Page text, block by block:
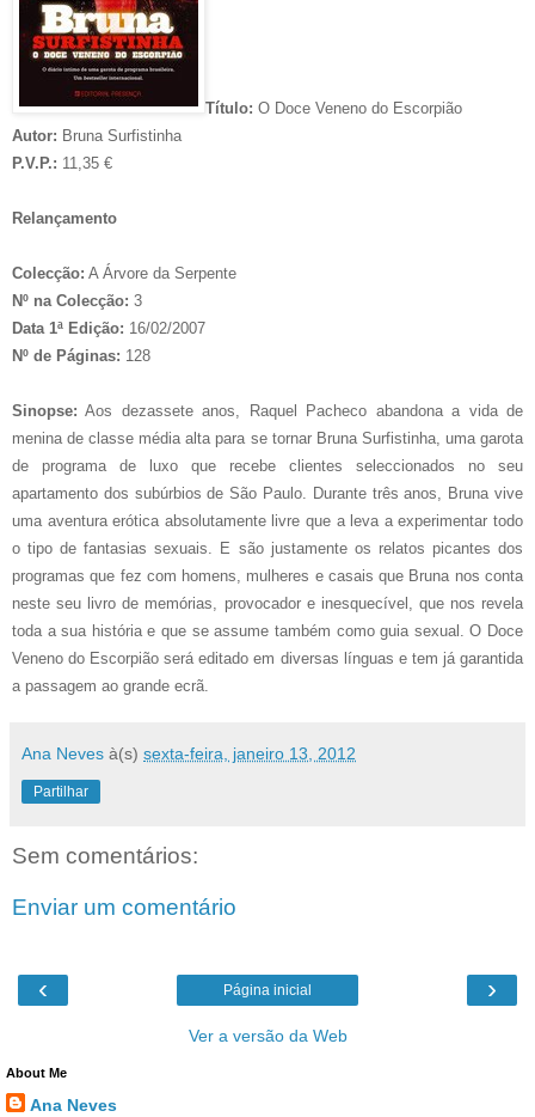
Título: O Doce Veneno do Escorpião
Autor: Bruna Surfistinha
P.V.P.: 11,35 €
Relançamento
Colecção: A Árvore da Serpente
Nº na Colecção: 3
Data 1ª Edição: 16/02/2007
Nº de Páginas: 128
Sinopse: Aos dezassete anos, Raquel Pacheco abandona a vida de
menina de classe média alta para se tornar Bruna Surfistinha, uma garota
de programa de luxo que recebe clientes seleccionados no seu
apartamento dos subúrbios de São Paulo. Durante três anos, Bruna vive
uma aventura erótica absolutamente livre que a leva a experimentar todo
o tipo de fantasias sexuais. E são justamente os relatos picantes dos
programas que fez com homens, mulheres e casais que Bruna nos conta
neste seu livro de memórias, provocador e inesquecível, que nos revela
toda a sua história e que se assume também como guia sexual. O Doce
Veneno do Escorpião será editado em diversas línguas e tem já garantida
a passagem ao grande ecrã.
Ana Neves à(s) sexta-feira, janeiro 13, 2012
Partilhar
Sem comentários:
Enviar um comentário
‹ ›
Página inicial
Ver a versão da Web
About Me
Ana Neves